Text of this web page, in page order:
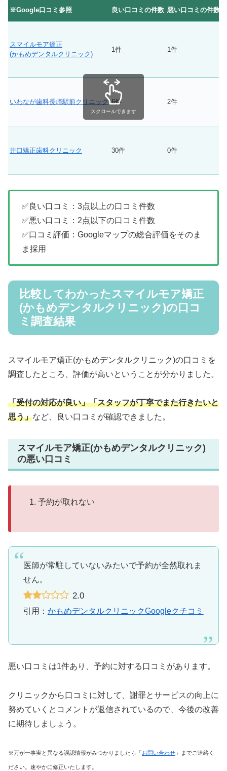
※Google口コミ参照 良い口コミの件数 悪い口コミの件数
スマイルモア矯正
(かもめデンタルクリニック)
1件 1件
いわなが歯科長崎駅前クリニック 6件 2件
井口矯正歯科クリニック 30件 0件
スクロールできます
✅良い口コミ：3点以上の口コミ件数
✅悪い口コミ：2点以下の口コミ件数
✅口コミ評価：Googleマップの総合評価をそのま
ま採用
比較してわかったスマイルモア矯正
(かもめデンタルクリニック)の口コ
ミ調査結果
スマイルモア矯正(かもめデンタルクリニック)の口コミを
調査したところ、評価が高いということが分かりました。
「受付の対応が良い」「スタッフが丁寧でまた行きたいと
思う」など、良い口コミが確認できました。
スマイルモア矯正(かもめデンタルクリニック)
の悪い口コミ
予約が取れない
医師が常駐していないみたいで予約が全然取れま
せん。
2.0
引用： かもめデンタルクリニックGoogleクチコミ
悪い口コミは1件あり、予約に対する口コミがあります。
クリニックから口コミに対して、謝罪とサービスの向上に
努めていくとコメントが返信されているので、今後の改善
に期待しましょう。
※万が一事実と異なる誤認情報がみつかりましたら「 お問い合わせ 」までご連絡く
ださい。速やかに修正いたします。